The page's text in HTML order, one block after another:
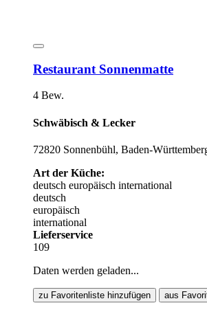
Restaurant Sonnenmatte
4 Bew.
Schwäbisch & Lecker
72820 Sonnenbühl, Baden-
Art der Küche:
deutsch europäisch international
deutsch
europäisch
international
Lieferservice
109
Daten werden geladen...
zu Favoritenliste hinzufügen aus